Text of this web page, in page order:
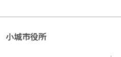
小城市役所